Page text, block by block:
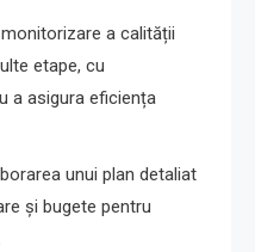
a calității
etape, cu
a asigura eficiența
unui plan detaliat
și bugete pentru